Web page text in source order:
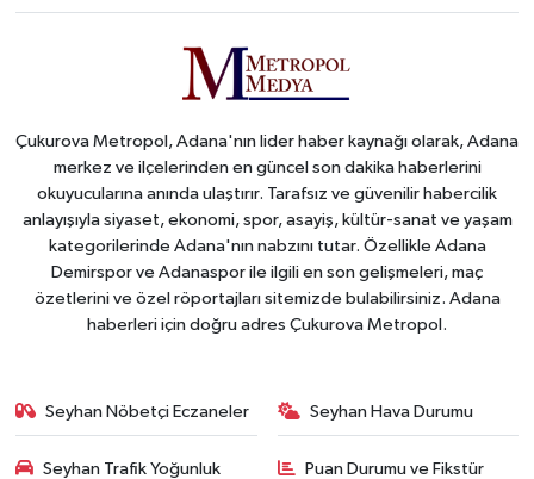
Çukurova Metropol, Adana'nın lider haber kaynağı olarak, Adana
merkez ve ilçelerinden en güncel son dakika haberlerini
okuyucularına anında ulaştırır. Tarafsız ve güvenilir habercilik
anlayışıyla siyaset, ekonomi, spor, asayiş, kültür-sanat ve yaşam
kategorilerinde Adana'nın nabzını tutar. Özellikle Adana
Demirspor ve Adanaspor ile ilgili en son gelişmeleri, maç
özetlerini ve özel röportajları sitemizde bulabilirsiniz. Adana
haberleri için doğru adres Çukurova Metropol.
Seyhan Nöbetçi Eczaneler Seyhan Hava Durumu
Seyhan Trafik Yoğunluk Puan Durumu ve Fikstür